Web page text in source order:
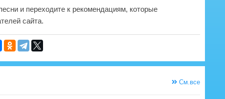
и переходите к рекомендациям, которые
сайта.
См.все